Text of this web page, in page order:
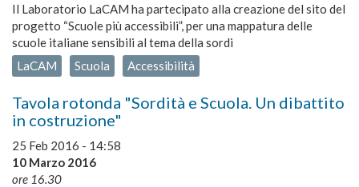
Il Laboratorio LaCAM ha partecipato alla creazione del sito del
progetto “Scuole più accessibili”, per una mappatura delle
scuole italiane sensibili al tema della sordi
LaCAM
Scuola Accessibilità
Tavola rotonda "Sordità e Scuola. Un dibattito
in costruzione"
25 Feb 2016 - 14:58
10 Marzo 2016
ore 16.30